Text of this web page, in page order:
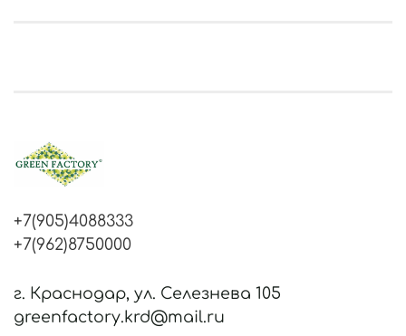
+7(905)4088333
+7(962)8750000
г. Краснодар, ул. Селезнева 105
greenfactory.krd@mail.ru